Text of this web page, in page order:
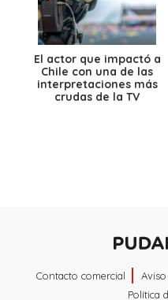
El actor que impactó a
Chile con una de las
interpretaciones más
crudas de la TV
Contacto comercial
Política